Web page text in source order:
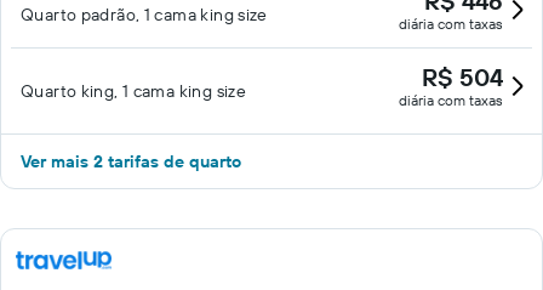
Quarto padrão, 1 cama king size diária com taxas
Quarto king, 1 cama king size R$ 504
diária com taxas
Ver mais 2 tarifas de quarto